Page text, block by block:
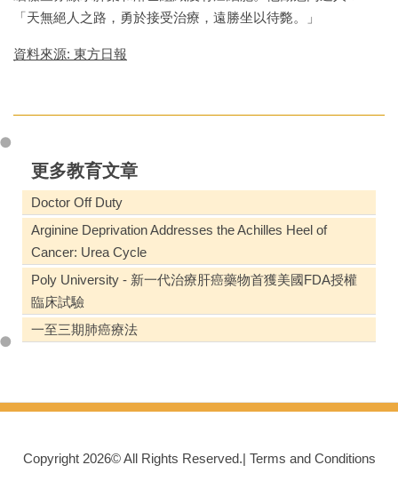
「天無絕人之路，勇於接受治療，遠勝坐以待斃。」
資料來源: 東方日報
更多教育文章
Doctor Off Duty
Arginine Deprivation Addresses the Achilles Heel of
Cancer: Urea Cycle
Poly University - 新一代治療肝癌藥物首獲美國FDA授權
臨床試驗
一至三期肺癌療法
Copyright 2026©All Rights Reserved.| Terms and Conditions